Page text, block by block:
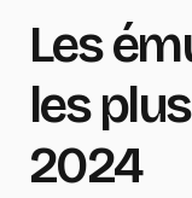
Les
les
2024